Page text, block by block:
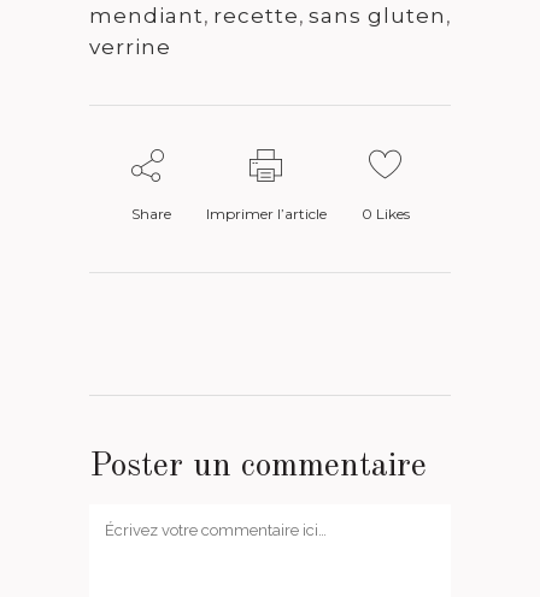
mendiant, recette, sans gluten ,
verrine
Share Imprimer l’article 0 Likes
Poster un commentaire